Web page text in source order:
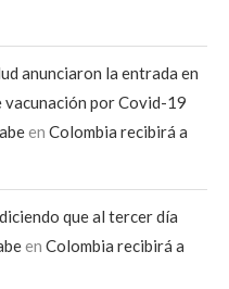
anunciaron la entrada en
por Covid-19
en Colombia recibirá a
que al tercer día
en Colombia recibirá a